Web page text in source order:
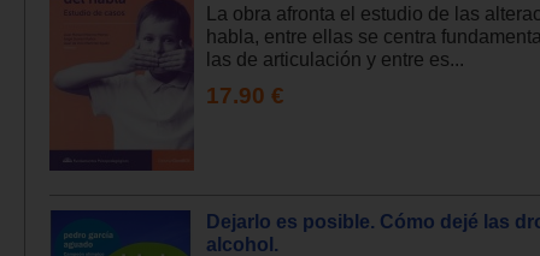
La obra afronta el estudio de las
habla, entre ellas se centra
las de articulación y entre es...
17.90 €
Dejarlo es posible. Cómo dejé las
alcohol.